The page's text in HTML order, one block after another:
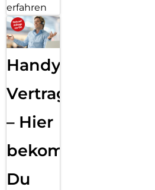
erfahren
Handy
– Hier
bekommst
Du